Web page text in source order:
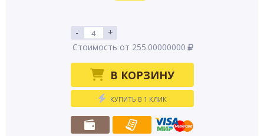
-
+
Стоимость от 255.00000000
В КОРЗИНУ
КУПИТЬ В 1 КЛИК